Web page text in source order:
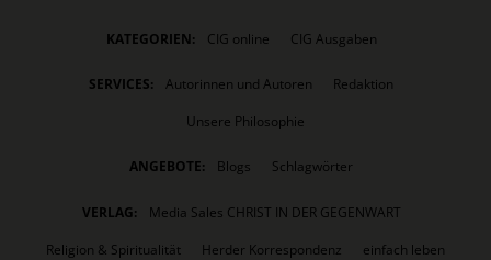
KATEGORIEN: CIG online CIG Ausgaben
SERVICES: Autorinnen und Autoren
Redaktion
Unsere Philosophie
ANGEBOTE: Blogs Schlagwörter
VERLAG:
Media Sales CHRIST IN DER GEGENWART
Religion & Spiritualität
Herder Korrespondenz
einfach leben